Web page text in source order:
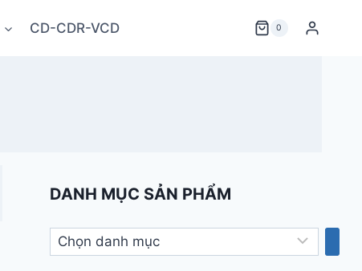
CD-CDR-VCD 0
DANH MỤC SẢN PHẨM
Chọn
danh